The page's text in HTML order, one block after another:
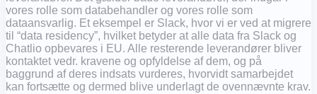
vores rolle som databehandler og vores rolle som
dataansvarlig. Et eksempel er Slack, hvor vi er ved at migrere
til “data residency”, hvilket betyder at alle data fra Slack og
Chatlio opbevares i EU. Alle resterende leverandører bliver
kontaktet vedr. kravene og opfyldelse af dem, og på
baggrund af deres indsats vurderes, hvorvidt samarbejdet
kan fortsætte og dermed blive underlagt de ovennævnte krav.